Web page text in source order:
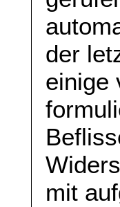
der
einige
mit